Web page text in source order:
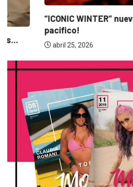
“ICONIC WINTER” nuevas
pacifico!
abril 25, 2026